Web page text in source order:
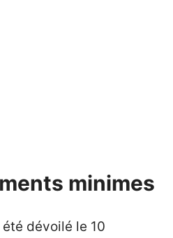
minimes
été dévoilé le 10